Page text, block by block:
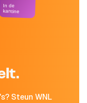
Steun WNL
In de
kantine